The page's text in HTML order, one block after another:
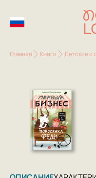
Главная Книги Детские и